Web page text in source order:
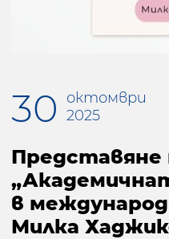
30
октомври
2025
Представяне
в
Милка